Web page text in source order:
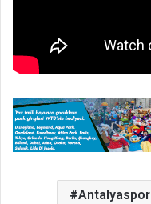
Antalyaspor